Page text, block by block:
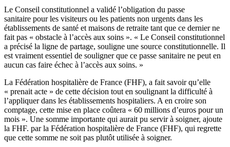
Le Conseil constitutionnel a validé l’obligation du passe
sanitaire pour les visiteurs ou les patients non urgents dans les
établissements de santé et maisons de retraite tant que ce dernier ne
fait pas « obstacle à l’accès aux soins ». « Le Conseil constitutionnel
a précisé la ligne de partage, souligne une source constitutionnelle. Il
est vraiment essentiel de souligner que ce passe sanitaire ne peut en
aucun cas faire échec à l’accès aux soins. »
La Fédération hospitalière de France (FHF), a fait savoir qu’elle
« prenait acte » de cette décision tout en soulignant la difficulté à
l’appliquer dans les établissements hospitaliers. A en croire son
comptage, cette mise en place coûtera « 60 millions d’euros pour un
mois ». Une somme importante qui aurait pu servir à soigner, ajoute
la FHF. par la Fédération hospitalière de France (FHF), qui regrette
que cette somme ne soit pas plutôt utilisée à soigner.